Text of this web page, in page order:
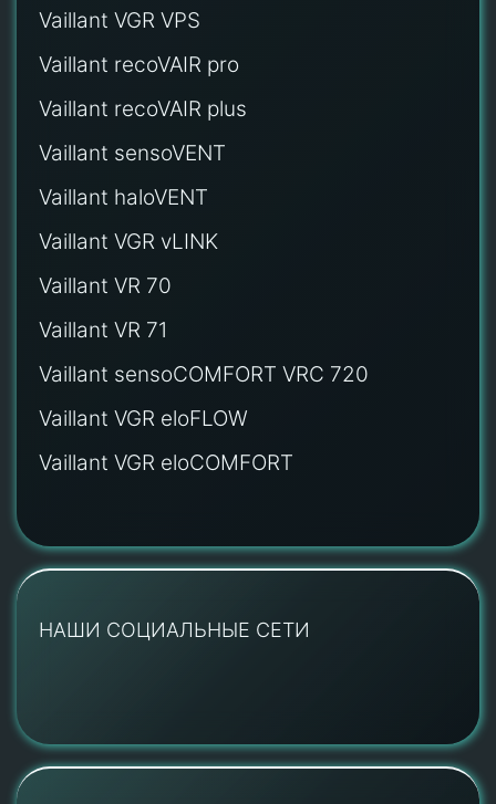
Vaillant VGR VPS
Vaillant recoVAIR pro
Vaillant recoVAIR plus
Vaillant sensoVENT
Vaillant haloVENT
Vaillant VGR vLINK
Vaillant VR 70
Vaillant VR 71
Vaillant sensoCOMFORT VRC 720
Vaillant VGR eloFLOW
Vaillant VGR eloCOMFORT
НАШИ СОЦИАЛЬНЫЕ СЕТИ